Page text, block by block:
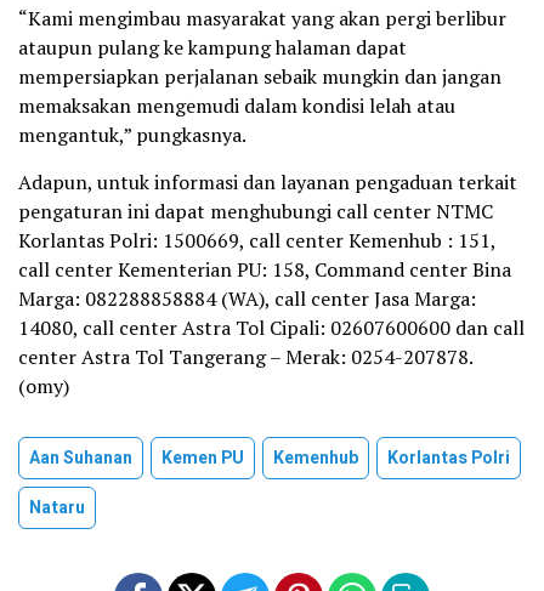
“Kami mengimbau masyarakat yang akan pergi berlibur
ataupun pulang ke kampung halaman dapat
mempersiapkan perjalanan sebaik mungkin dan jangan
memaksakan mengemudi dalam kondisi lelah atau
mengantuk,” pungkasnya.
Adapun, untuk informasi dan layanan pengaduan terkait
pengaturan ini dapat menghubungi call center NTMC
Korlantas Polri: 1500669, call center Kemenhub : 151,
call center Kementerian PU: 158, Command center Bina
Marga: 082288858884 (WA), call center Jasa Marga:
14080, call center Astra Tol Cipali: 02607600600 dan call
center Astra Tol Tangerang – Merak: 0254-207878.
(omy)
Aan Suhanan Kemen PU Kemenhub
Korlantas Polri
Nataru